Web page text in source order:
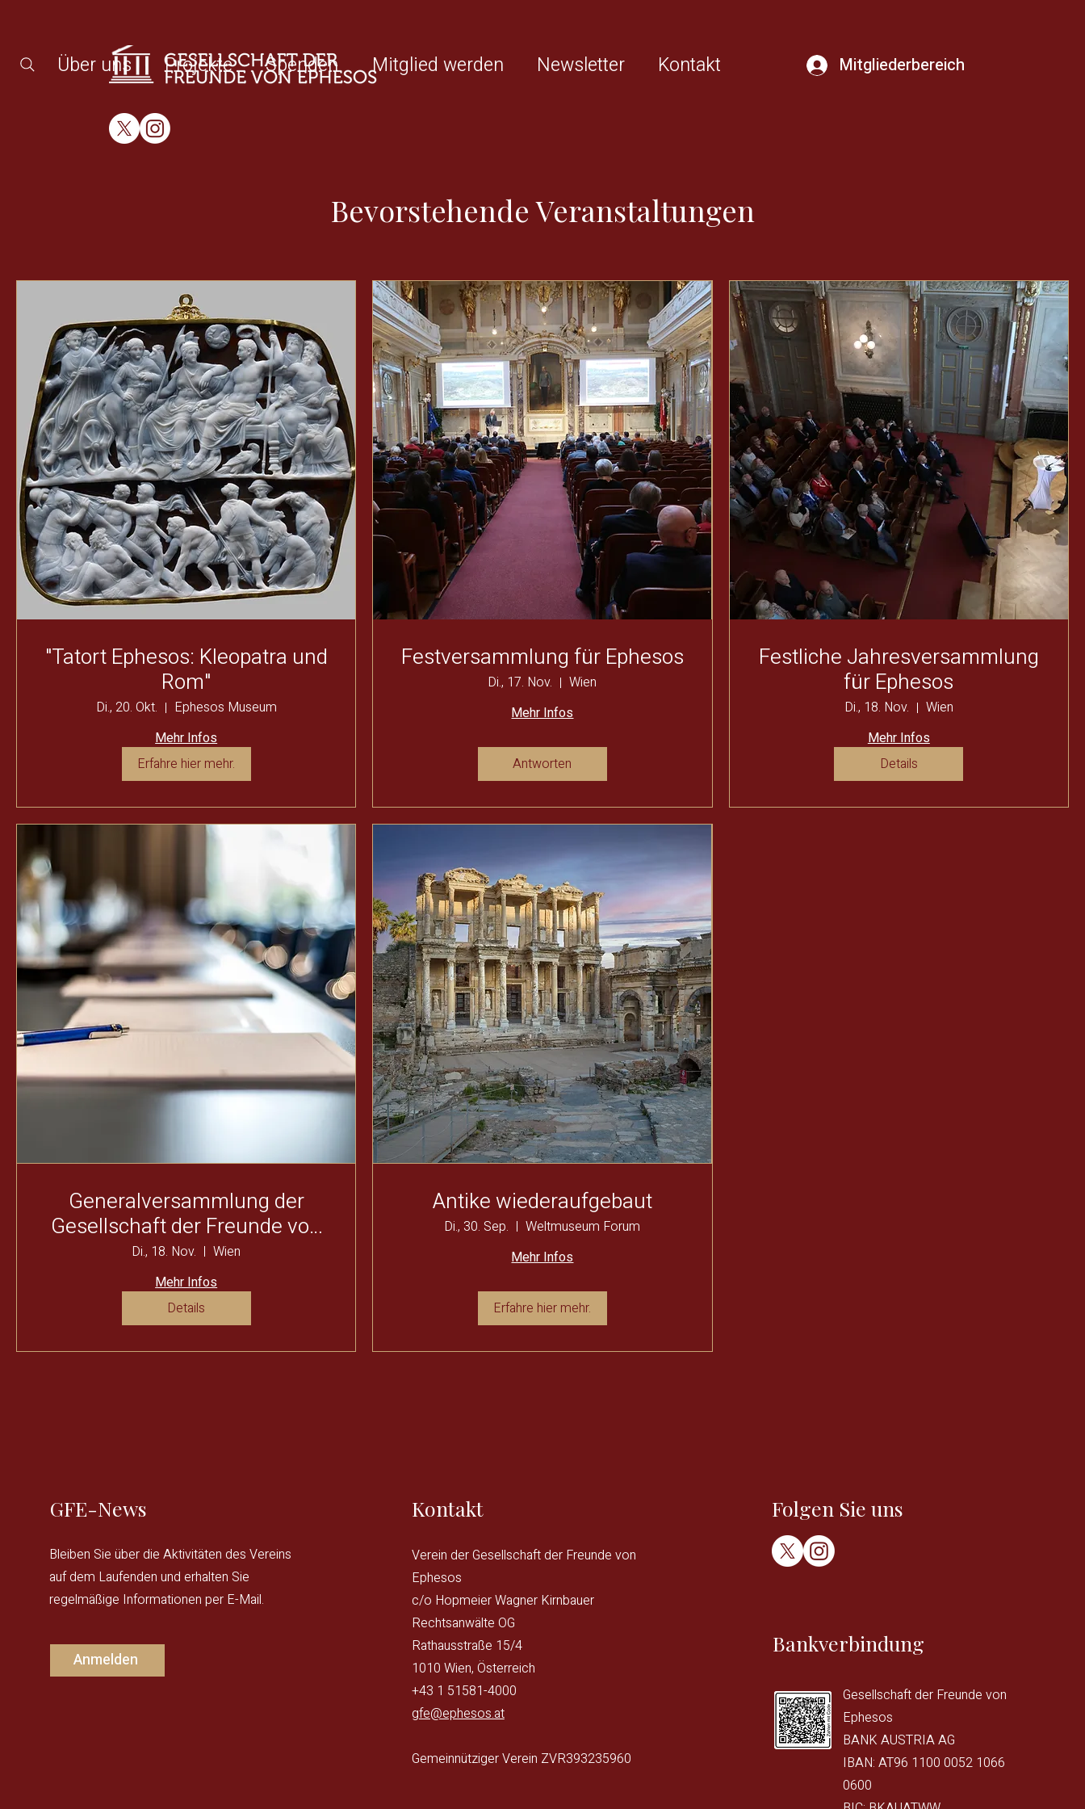
Über uns Projekte Spenden Mitglied werden Newsletter Kontakt Mitgliederbereich
Bevorstehende Veranstaltungen
"Tatort Ephesos: Kleopatra und
Rom"
Di., 20. Okt.
Ephesos Museum
Mehr Infos
Erfahre hier mehr.
Festversammlung für Ephesos
Di., 17. Nov.
Wien
Mehr Infos
Antworten
Festliche Jahresversammlung
für Ephesos
Di., 18. Nov.
Wien
Mehr Infos
Details
Generalversammlung der
Gesellschaft der Freunde von
Ephesos
Di., 18. Nov.
Wien
Mehr Infos
Details
Antike wiederaufgebaut
Di., 30. Sep.
Weltmuseum Forum
Mehr Infos
Erfahre hier mehr.
GFE-News
Bleiben Sie über die Aktivitäten des Vereins
auf dem Laufenden und erhalten Sie
regelmäßige Informationen per E-Mail.
Anmelden
Kontakt
Verein der Gesellschaft der Freunde von
Ephesos
c/o Hopmeier Wagner Kirnbauer
Rechtsanwälte OG
Rathausstraße 15/4
1010 Wien, Österreich
+43 1 51581-4000
gfe@ephesos.at
Gemeinnütziger Verein ZVR393235960
Folgen Sie uns
Bankverbindung
Gesellschaft der Freunde von
Ephesos
BANK AUSTRIA AG
IBAN: AT96 1100 0052 1066
0600